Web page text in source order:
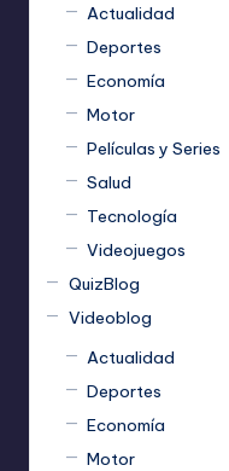
Actualidad
Deportes
Economía
Motor
Películas y Series
Salud
Tecnología
Videojuegos
QuizBlog
Videoblog
Actualidad
Deportes
Economía
Motor